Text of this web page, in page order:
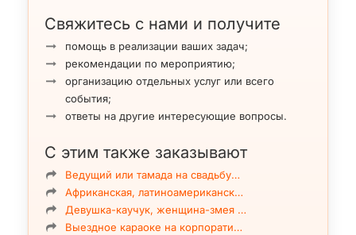
Свяжитесь с нами и получите
помощь в реализации ваших задач;
рекомендации по мероприятию;
организацию отдельных услуг или всего
события;
ответы на другие интересующие вопросы.
С этим также заказывают
Ведущий или тамада на свадьбу…
Африканская, латиноамериканск…
Девушка-каучук, женщина-змея …
Выездное караоке на корпорати…